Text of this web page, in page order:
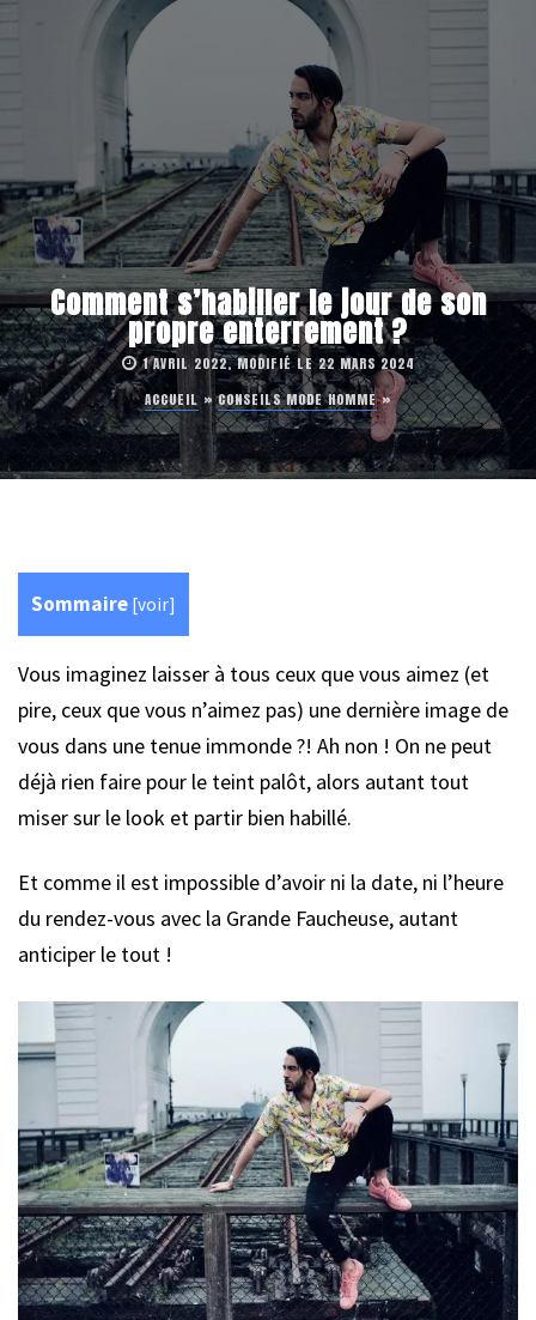
Comment s’habiller le jour de son
propre enterrement ?
1 AVRIL 2022, MODIFIÉ LE 22 MARS 2024
ACCUEIL »CONSEILS MODE HOMME»
Sommaire [voir]
Vous imaginez laisser à tous ceux que vous aimez (et
pire, ceux que vous n’aimez pas) une dernière image de
vous dans une tenue immonde ?! Ah non ! On ne peut
déjà rien faire pour le teint palôt, alors autant tout
miser sur le look et partir bien habillé.
Et comme il est impossible d’avoir ni la date, ni l’heure
du rendez-vous avec la Grande Faucheuse, autant
anticiper le tout !